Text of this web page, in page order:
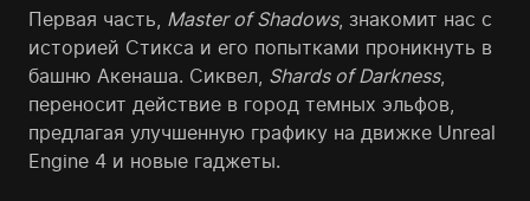
Первая часть, Master of Shadows, знакомит нас с
историей Стикса и его попытками проникнуть в
башню Акенаша. Сиквел, Shards of Darkness,
переносит действие в город темных эльфов,
предлагая улучшенную графику на движке Unreal
Engine 4 и новые гаджеты.